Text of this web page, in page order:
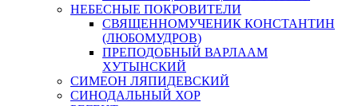
НЕБЕСНЫЕ ПОКРОВИТЕЛИ
СВЯЩЕННОМУЧЕНИК КОНСТАНТИН
(ЛЮБОМУДРОВ)
ПРЕПОДОБНЫЙ ВАРЛААМ
ХУТЫНСКИЙ
СИМЕОН ЛЯПИДЕВСКИЙ
СИНОДАЛЬНЫЙ ХОР